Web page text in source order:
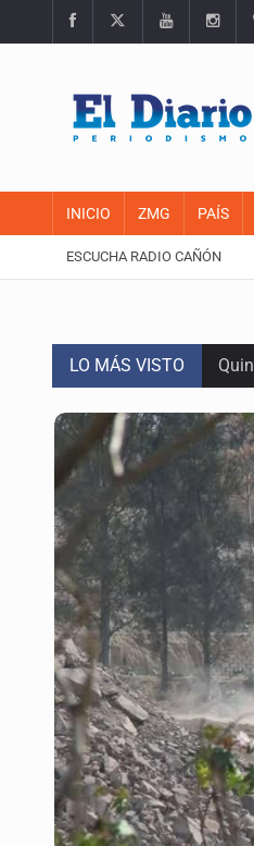
INICIO ZMG PAÍS
ESCUCHA RADIO CAÑÓN
LO MÁS VISTO
Se
Al
Ya